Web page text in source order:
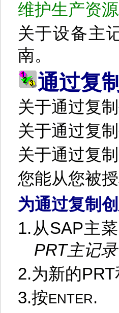
维护生产资源
关于设备主
南。
通过复
关于通过复
关于通过复
关于通过复
您能从您被
为通过复制
1. 从SAP主
PRT主记录
2.为新的PRT
3.按ENTER.